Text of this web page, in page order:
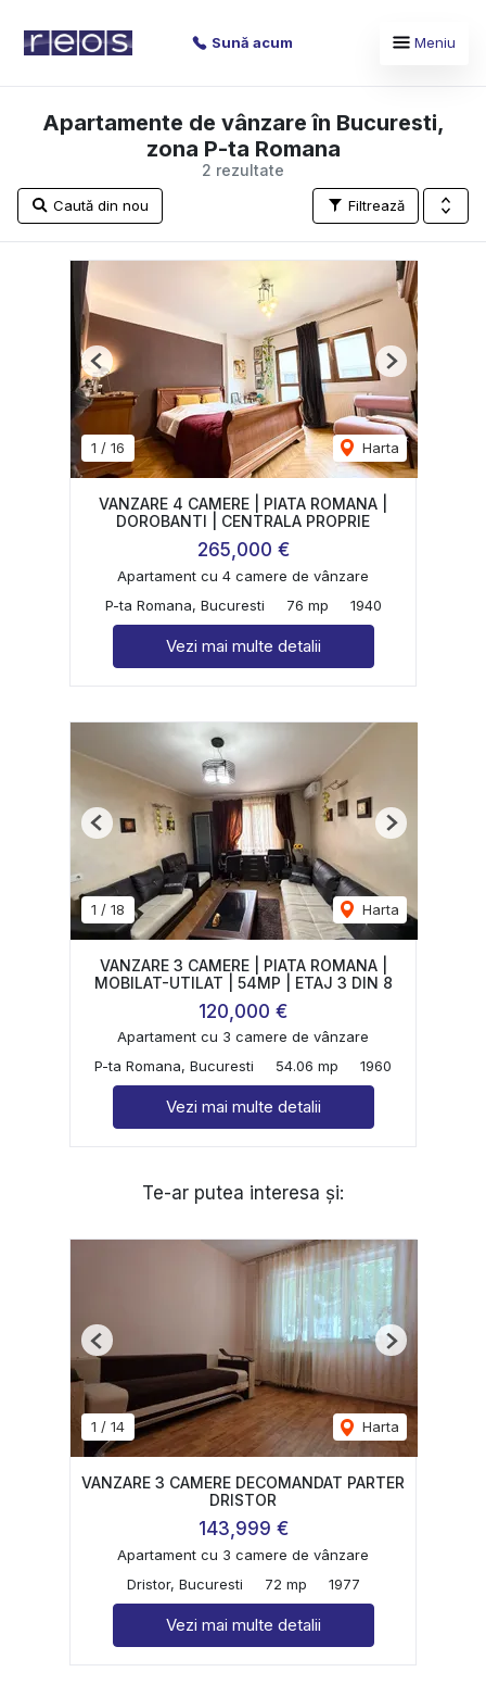
Sună acum Meniu
2 rezultate
Apartamente de vânzare în Bucuresti,
zona P-ta Romana
Filtrează
Caută din nou
1 / 16 Harta
Previous Next
VANZARE 4 CAMERE | PIATA ROMANA |
DOROBANTI | CENTRALA PROPRIE
265,000 €
Apartament cu 4 camere de vânzare
P-ta Romana, Bucuresti
76 mp 1940
Vezi mai multe detalii
1 / 18 Harta
Previous Next
VANZARE 3 CAMERE | PIATA ROMANA |
MOBILAT-UTILAT | 54MP | ETAJ 3 DIN 8
120,000 €
Apartament cu 3 camere de vânzare
P-ta Romana, Bucuresti
54.06 mp 1960
Vezi mai multe detalii
Te-ar putea interesa și:
1 / 14 Harta
Previous Next
VANZARE 3 CAMERE DECOMANDAT PARTER
DRISTOR
143,999 €
Apartament cu 3 camere de vânzare
Dristor, Bucuresti
72 mp 1977
Vezi mai multe detalii